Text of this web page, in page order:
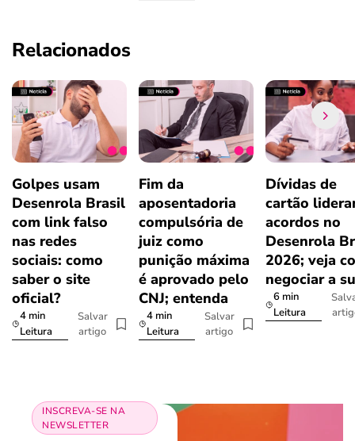
Relacionados
Golpes usam
Desenrola Brasil
com link falso
nas redes
sociais: como
saber o site
oficial?
4 min
Leitura
Salvar
artigo
Fim da
aposentadoria
compulsória de
juiz como
punição máxima
é aprovado pelo
CNJ; entenda
4 min
Leitura
Salvar
artigo
Dívidas de
cartão
acordos no
Desenrola
2026; veja
negociar a
6 min
Leitura
INSCREVA-SE NA
NEWSLETTER